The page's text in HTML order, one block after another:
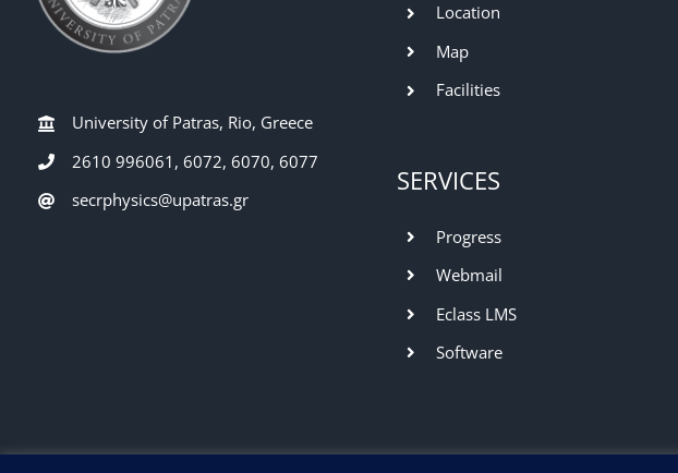
University of Patras, Rio, Greece
2610 996061, 6072, 6070, 6077
secrphysics@upatras.gr
Location
Map
Facilities
SERVICES
Progress
Webmail
Eclass LMS
Software